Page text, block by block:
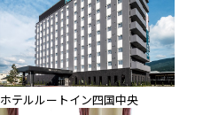
ホテルルートイン四国中央